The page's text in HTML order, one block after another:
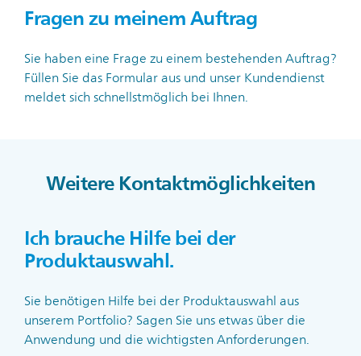
Fragen zu meinem Auftrag
Sie haben eine Frage zu einem bestehenden Auftrag?
Füllen Sie das Formular aus und unser Kundendienst
meldet sich schnellstmöglich bei Ihnen.
Weitere Kontaktmöglichkeiten
Ich brauche Hilfe bei der
Produktauswahl.
Sie benötigen Hilfe bei der Produktauswahl aus
unserem Portfolio? Sagen Sie uns etwas über die
Anwendung und die wichtigsten Anforderungen.